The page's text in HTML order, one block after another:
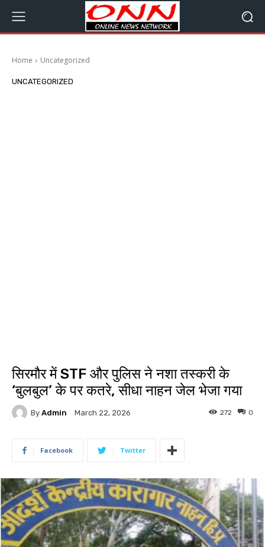
Home Uncategorized
UNCATEGORIZED
सिरमौर में STF और पुलिस ने नशा तस्करी के
‘बुलबुल’ के पर कतरे, सीधा नाहन जेल भेजा गया
By Admin March 22, 2026 0
272
Facebook Twitter